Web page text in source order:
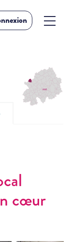
cœur